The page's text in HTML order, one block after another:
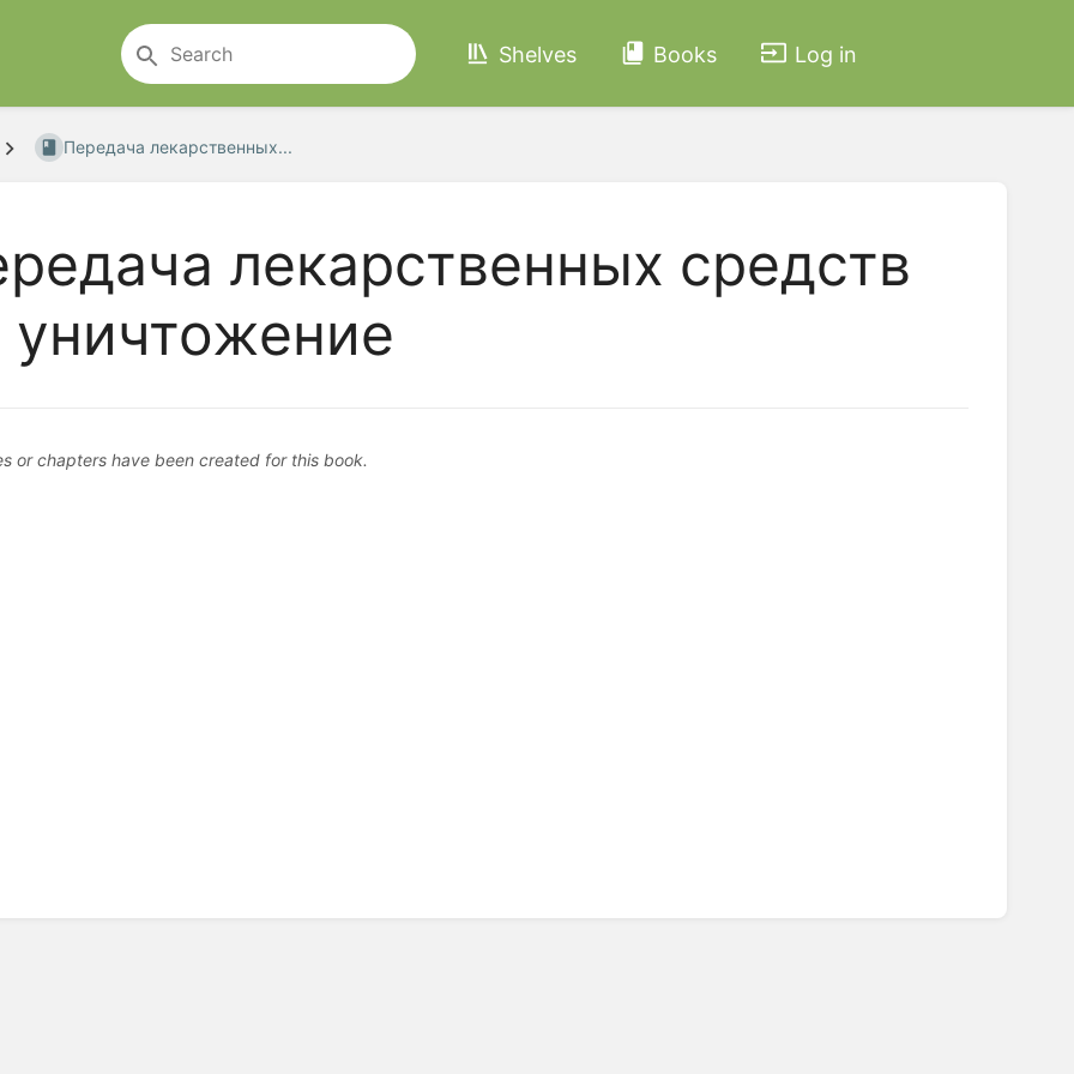
Shelves Books Log in
Передача лекарственных...
лекарственных средств
уничтожение
or chapters have been created for this book.